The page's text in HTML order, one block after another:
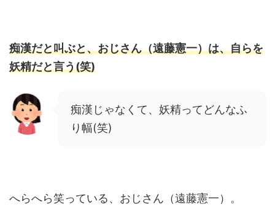
痴漢だと叫ぶと、おじさん（遠藤憲一）は、自らを
妖精だと言う(笑)
痴漢じゃなくて、妖精ってどんなふ
り幅(笑)
へらへら笑っている、おじさん（遠藤憲一）。